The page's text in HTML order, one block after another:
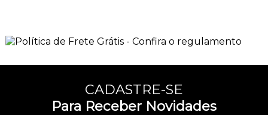
CADASTRE-SE
Para Receber Novidades